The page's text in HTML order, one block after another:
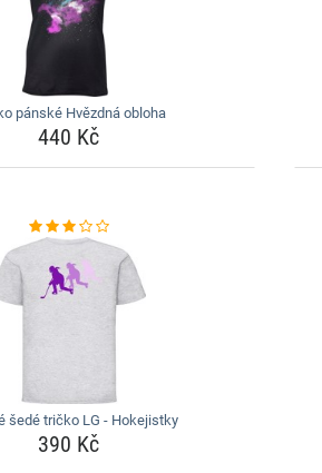
pánské Hvězdná obloha
440 Kč
šedé tričko LG - Hokejistky
390 Kč